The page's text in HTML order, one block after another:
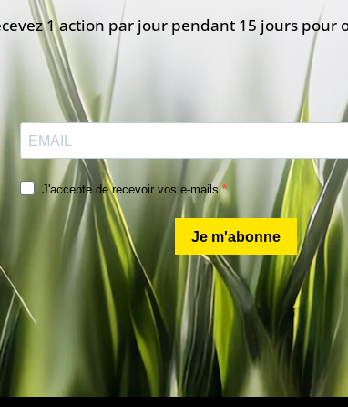
1 action par jour pendant 15 jours pour
J'accepte de recevoir vos e-mails.
Je m'abonne